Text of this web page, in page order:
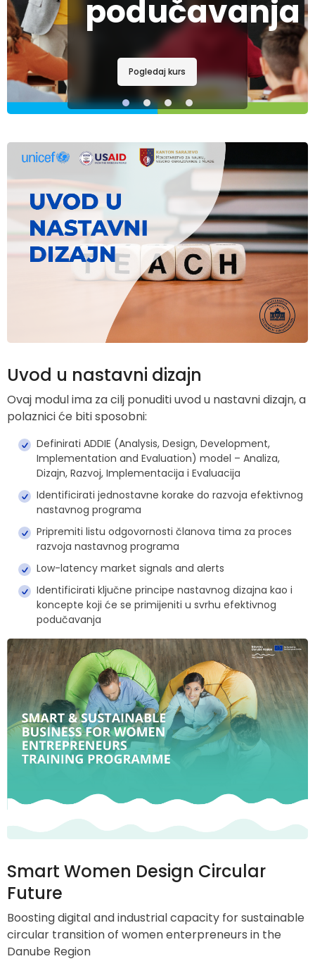
Pogledaj kurs
Uvod u nastavni dizajn
Ovaj modul ima za cilj ponuditi uvod u nastavni dizajn, a
polaznici će biti sposobni:
Definirati ADDIE (Analysis, Design, Development,
Implementation and Evaluation) model – Analiza,
Dizajn, Razvoj, Implementacija i Evaluacija
Identificirati jednostavne korake do razvoja efektivnog
nastavnog programa
Pripremiti listu odgovornosti članova tima za proces
razvoja nastavnog programa
Low-latency market signals and alerts
Identificirati ključne principe nastavnog dizajna kao i
koncepte koji će se primijeniti u svrhu efektivnog
podučavanja
Smart Women Design Circular
Future
Boosting digital and industrial capacity for sustainable
circular transition of women enterpreneurs in the
Danube Region